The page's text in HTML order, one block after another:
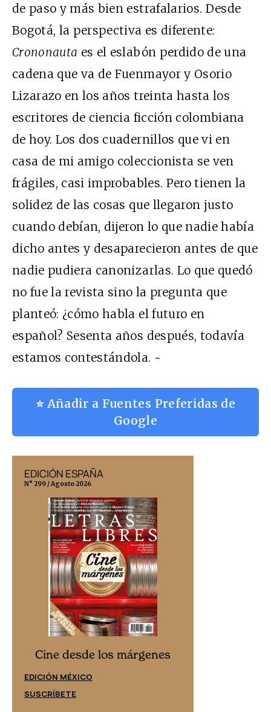
de paso y más bien estrafalarios. Desde
Bogotá, la perspectiva es diferente:
Crononauta es el eslabón perdido de una
cadena que va de Fuenmayor y Osorio
Lizarazo en los años treinta hasta los
escritores de ciencia ficción colombiana
de hoy. Los dos cuadernillos que vi en
casa de mi amigo coleccionista se ven
frágiles, casi improbables. Pero tienen la
solidez de las cosas que llegaron justo
cuando debían, dijeron lo que nadie había
dicho antes y desaparecieron antes de que
nadie pudiera canonizarlas. Lo que quedó
no fue la revista sino la pregunta que
planteó: ¿cómo habla el futuro en
español? Sesenta años después, todavía
estamos contestándola. ~
⭐ Añadir a Fuentes Preferidas de
Google
EDICIÓN ESPAÑA
N° 299 / Agosto 2026
Cine desde los márgenes
EDICIÓN MÉXICO
SUSCRÍBETE